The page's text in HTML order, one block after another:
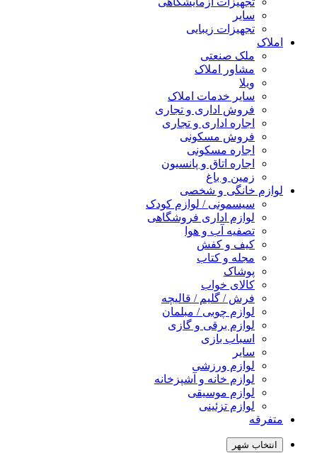
سایر
تجهیزات زیبایی
املاک
ملک صنعتی
مشاور املاک
ویلا
سایر خدمات املاک
فروش اداری و تجاری
اجاره اداری و تجاری
فروش مسکونی
اجاره مسکونی
اجاره اتاق و پانسیون
زمین و باغ
لوازم خانگی و شخصی
سیسمونی / لوازم کودک
لوازم اداری فروشگاهی
تصفیه آب و هوا
کیف و کفش
مجله و کتاب
پوشاک
کالای خواب
فرش / گلیم / قالیچه
لوازم چوبی / مبلمان
لوازم برقی و گازی
اسباب بازی
سایر
لوازم ورزشی
لوازم خانه و آشپزخانه
لوازم موسیقی
لوازم تزئینی
متفرقه
انتخاب شهر